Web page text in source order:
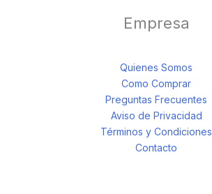
Empresa
Quienes Somos
Como Comprar
Preguntas Frecuentes
Aviso de Privacidad
Términos y Condiciones
Contacto